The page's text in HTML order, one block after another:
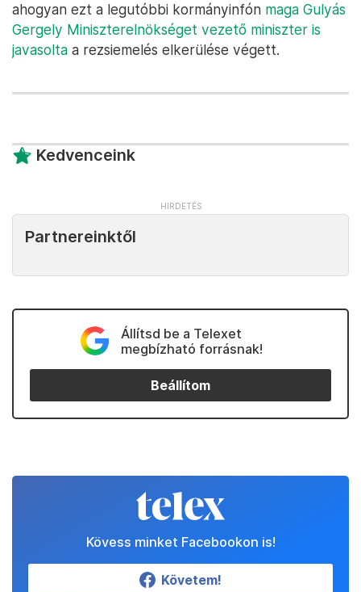
ahogyan ezt a legutóbbi kormányinfón maga Gulyás
Gergely Miniszterelnökséget vezető miniszter is
javasolta a rezsiemelés elkerülése végett.
Kedvenceink
Partnereinktől
Állítsd be a Telexet
megbízható forrásnak!
Beállítom
Kövess minket Facebookon is!
Követem!